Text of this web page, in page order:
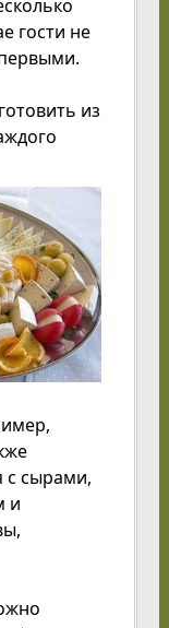
гости не
из
с сырами,
и